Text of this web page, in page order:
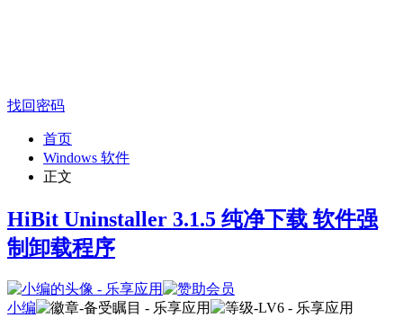
找回密码
首页
Windows 软件
正文
HiBit Uninstaller 3.1.5 纯净下载 软件强
制卸载程序
小编